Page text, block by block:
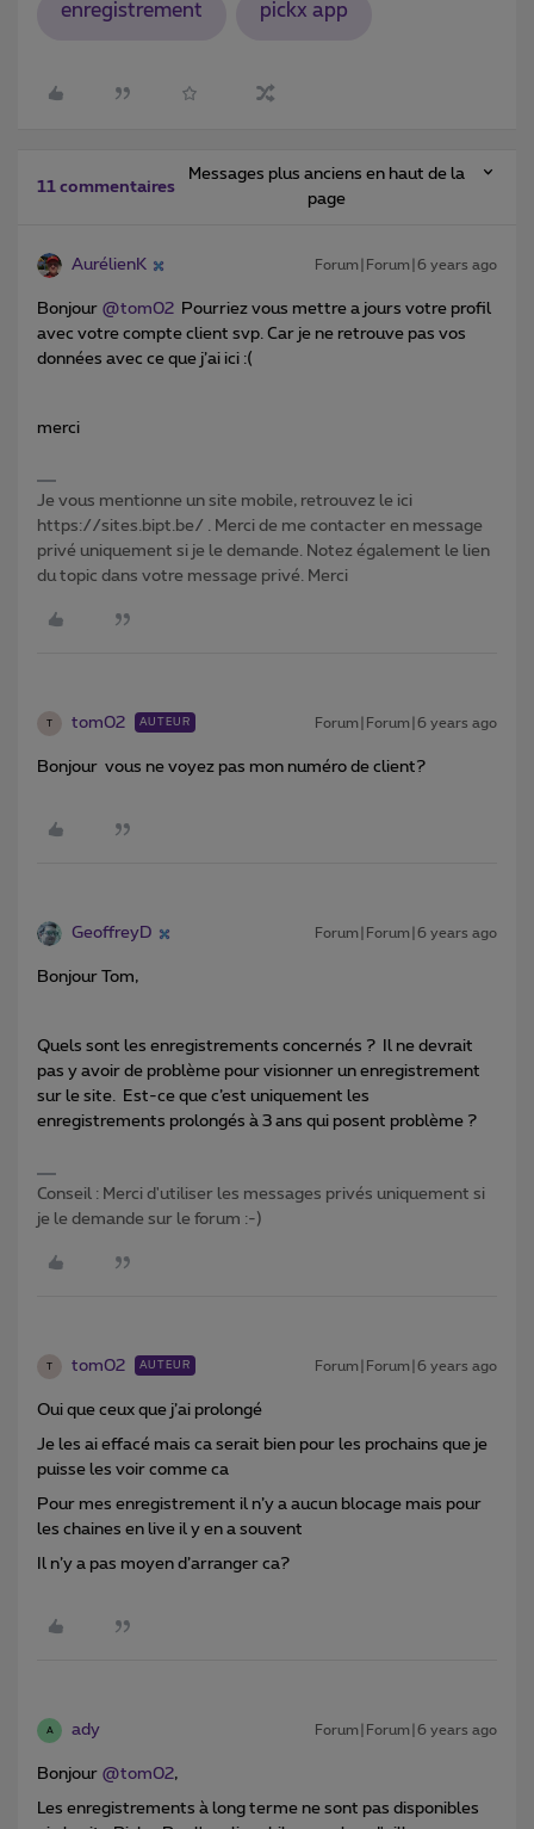
enregistrement pickx app
11 commentaires
Messages plus anciens en haut de la
page
AurélienK Forum|Forum|6 years ago
Bonjour @tom02 Pourriez vous mettre a jours votre profil
avec votre compte client svp. Car je ne retrouve pas vos
données avec ce que j’ai ici :(
merci
Je vous mentionne un site mobile, retrouvez le ici
https://sites.bipt.be/ . Merci de me contacter en message
privé uniquement si je le demande. Notez également le lien
du topic dans votre message privé. Merci
T tom02 AUTEUR Forum|Forum|6 years ago
Bonjour vous ne voyez pas mon numéro de client?
GeoffreyD Forum|Forum|6 years ago
Bonjour Tom,
Quels sont les enregistrements concernés ? Il ne devrait
pas y avoir de problème pour visionner un enregistrement
sur le site. Est-ce que c’est uniquement les
enregistrements prolongés à 3 ans qui posent problème ?
Conseil : Merci d'utiliser les messages privés uniquement si
je le demande sur le forum :-)
T tom02 AUTEUR Forum|Forum|6 years ago
Oui que ceux que j’ai prolongé
Je les ai effacé mais ca serait bien pour les prochains que je
puisse les voir comme ca
Pour mes enregistrement il n’y a aucun blocage mais pour
les chaines en live il y en a souvent
Il n’y a pas moyen d’arranger ca?
A ady Forum|Forum|6 years ago
Bonjour @tom02,
Les enregistrements à long terme ne sont pas disponibles